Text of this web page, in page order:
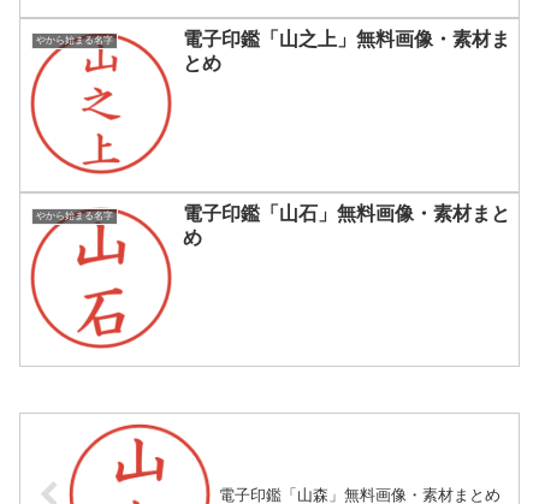
やから始まる名字
電子印鑑「山之上」無料画像・素材ま
とめ
やから始まる名字
電子印鑑「山石」無料画像・素材まと
め
電子印鑑「山森」無料画像・素材まとめ